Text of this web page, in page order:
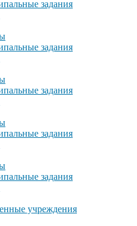
задания
задания
задания
задания
задания
учреждения